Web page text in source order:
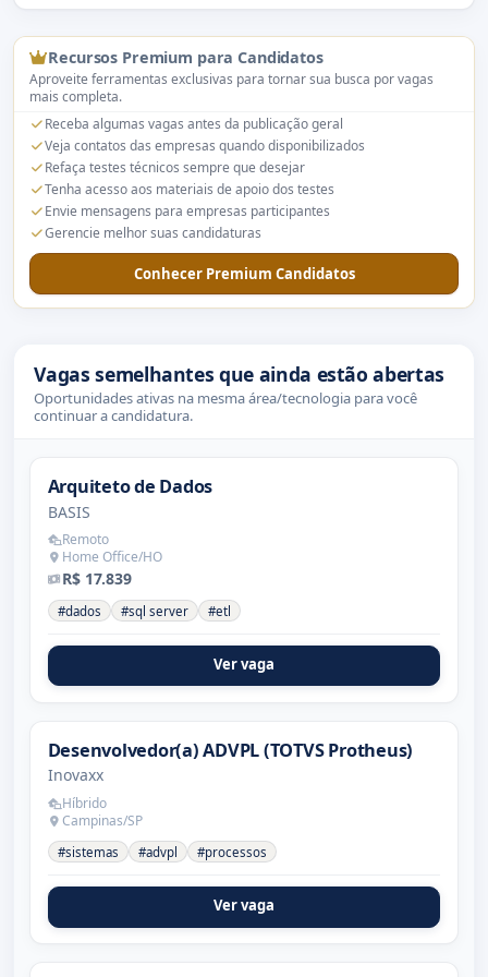
Recursos Premium para Candidatos
Aproveite ferramentas exclusivas para tornar sua busca por vagas
mais completa.
Receba algumas vagas antes da publicação geral
Veja contatos das empresas quando disponibilizados
Refaça testes técnicos sempre que desejar
Tenha acesso aos materiais de apoio dos testes
Envie mensagens para empresas participantes
Gerencie melhor suas candidaturas
Conhecer Premium Candidatos
Vagas semelhantes que ainda estão abertas
Oportunidades ativas na mesma área/tecnologia para você
continuar a candidatura.
Arquiteto de Dados
BASIS
Remoto
Home Office/HO
R$ 17.839
#dados #sql server #etl
Ver vaga
Desenvolvedor(a) ADVPL (TOTVS Protheus)
Inovaxx
Híbrido
Campinas/SP
#sistemas #advpl #processos
Ver vaga